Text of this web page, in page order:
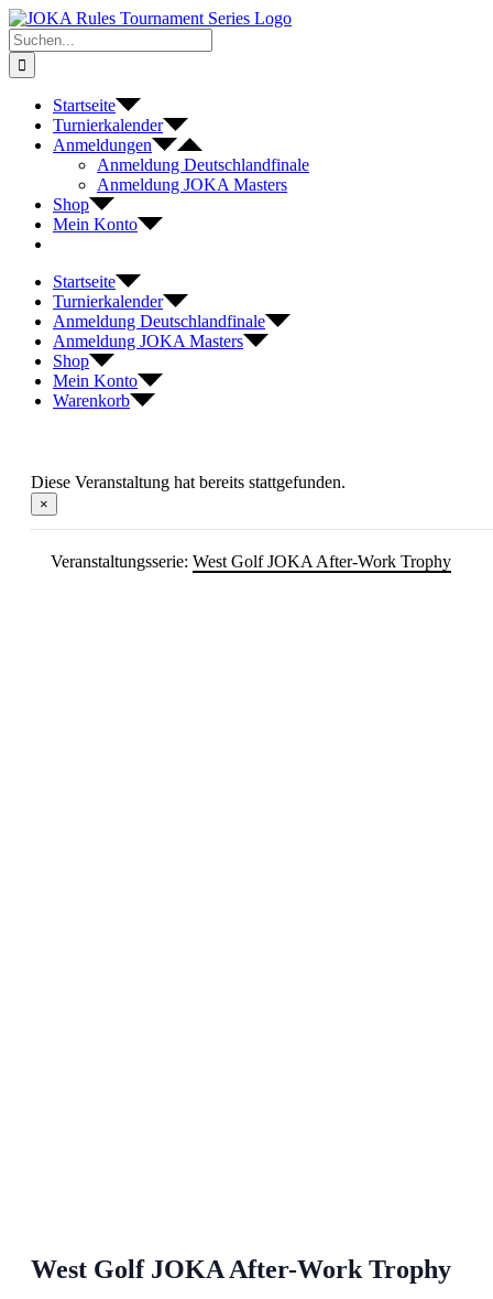
Zum
Inhalt
springen
Suche
nach:
Startseite
Turnierkalender
Anmeldungen
Anmeldung Deutschlandfinale
Anmeldung JOKA Masters
Shop
Mein Konto
Startseite
Turnierkalender
Anmeldung Deutschlandfinale
Anmeldung JOKA Masters
Shop
Mein Konto
Warenkorb
Diese Veranstaltung hat bereits stattgefunden.
×
Veranstaltungsserie: West Golf JOKA After-Work Trophy
West Golf JOKA After-Work Trophy